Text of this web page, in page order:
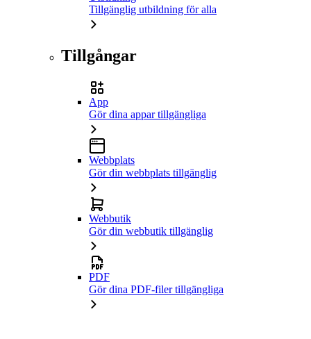
Tillgänglig utbildning för alla
Tillgångar
App
Gör dina appar tillgängliga
Webbplats
Gör din webbplats tillgänglig
Webbutik
Gör din webbutik tillgänglig
PDF
Gör dina PDF-filer tillgängliga